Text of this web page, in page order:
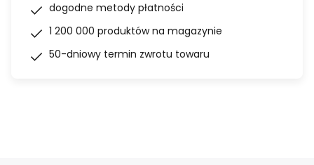
dogodne metody płatności
1 200 000 produktów na magazynie
50-dniowy termin zwrotu towaru